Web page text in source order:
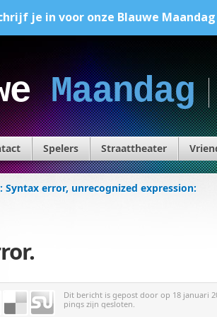
Maandag
Spelers Straattheater
Syntax error, unrecognized expression:
Dit bericht is gepost door op 18 januari
pings zijn gesloten.